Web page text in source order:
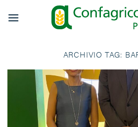
ARCHIVIO TAG: